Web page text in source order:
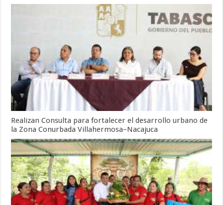
Realizan Consulta para fortalecer el desarrollo urbano de
la Zona Conurbada Villahermosa–Nacajuca